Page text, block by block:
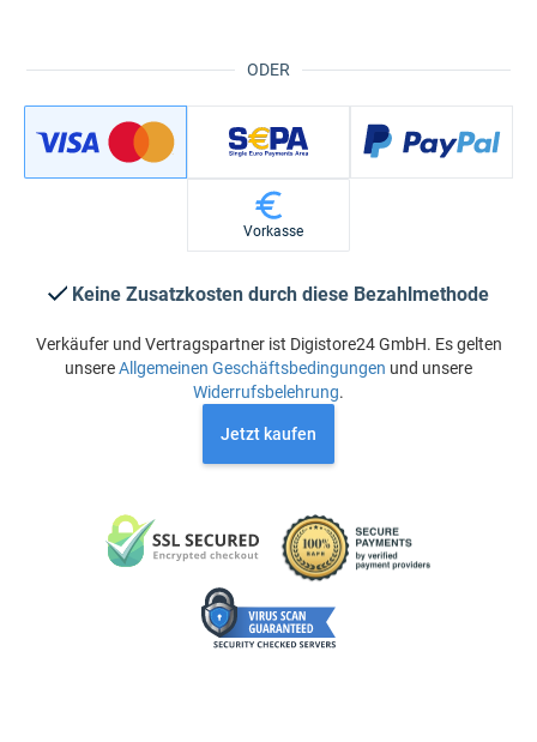
ODER
Vorkasse
Keine Zusatzkosten durch diese Bezahlmethode
Verkäufer und Vertragspartner ist Digistore24 GmbH. Es gelten
unsereAllgemeinen Geschäftsbedingungen und unsere
Widerrufsbelehrung.
Jetzt kaufen